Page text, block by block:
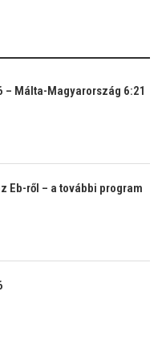
– Málta-Magyarország 6:21
Eb-ről – a további program